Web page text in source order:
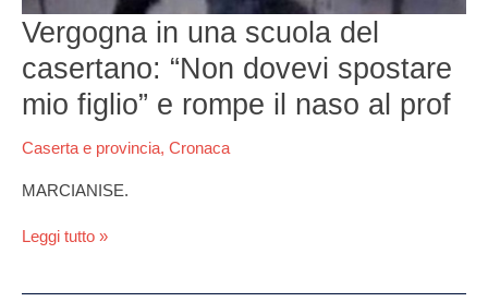
Vergogna in una scuola del
casertano: “Non dovevi spostare
mio figlio” e rompe il naso al prof
Caserta e provincia, Cronaca
MARCIANISE.
naso
al
prof
Leggi tutto »